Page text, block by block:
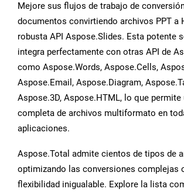
Mejore sus flujos de trabajo de
documentos convirtiendo archivos PPT a
robusta API Aspose.Slides. Esta potente
integra perfectamente con otras API de
como Aspose.Words, Aspose.Cells,
Aspose.Email, Aspose.Diagram,
Aspose.3D, Aspose.HTML, lo que
completa de archivos multiformato en
aplicaciones.
Aspose.Total admite cientos de tipos de
optimizando las conversiones complejas
flexibilidad inigualable. Explore la lista